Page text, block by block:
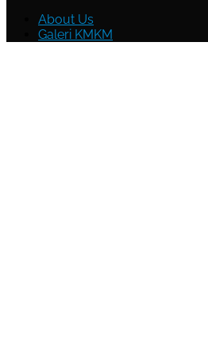
About Us
Galeri KMKM